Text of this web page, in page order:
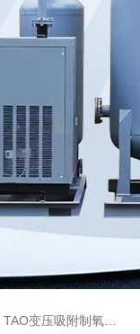
TAO变压吸附制氧设备